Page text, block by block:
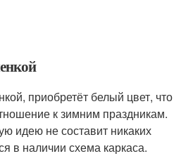
приобретёт белый цвет, что
к зимним праздникам.
идею не составит никаких
в наличии схема каркаса.